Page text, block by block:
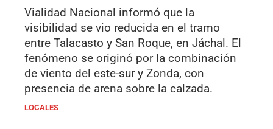
Vialidad Nacional informó que la
visibilidad se vio reducida en el tramo
entre Talacasto y San Roque, en Jáchal. El
fenómeno se originó por la combinación
de viento del este-sur y Zonda, con
presencia de arena sobre la calzada.
LOCALES